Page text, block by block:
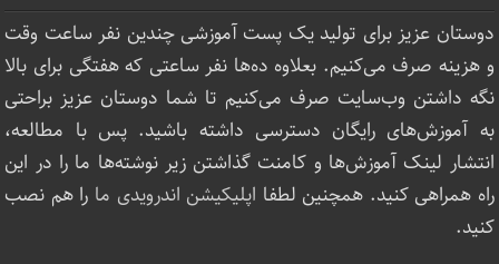
دوستان عزیز برای تولید یک پست آموزشی چندین نفر ساعت‌ وقت
و هزینه صرف می‌کنیم. بعلاوه ده‌ها نفر ساعتی که هفتگی برای بالا
نگه داشتن وب‌سایت صرف ‌می‌کنیم تا شما دوستان عزیز براحتی
به آموزش‌های رایگان دسترسی داشته باشید. پس با مطالعه،
انتشار لینک‌ آموزش‌ها و کامنت گذاشتن زیر نوشته‌‌ها ما را در این
راه همراهی کنید. همچنین لطفا اپلیکیشن اندرویدی ما را هم نصب
کنید.